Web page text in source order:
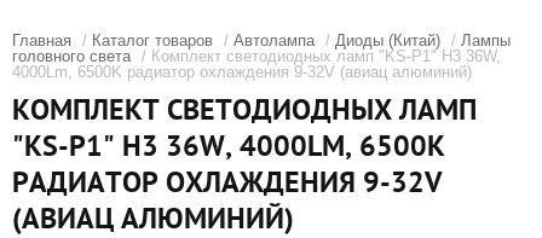
Главная / Каталог товаров / Автолампа / Диоды (Китай) / Лампы
головного света / Комплект светодиодных ламп "KS-P1" H3 36W,
4000Lm, 6500K радиатор охлаждения 9-32V (авиац алюминий)
КОМПЛЕКТ СВЕТОДИОДНЫХ ЛАМП
"KS-P1" H3 36W, 4000LM, 6500K
РАДИАТОР ОХЛАЖДЕНИЯ 9-32V
(АВИАЦ АЛЮМИНИЙ)